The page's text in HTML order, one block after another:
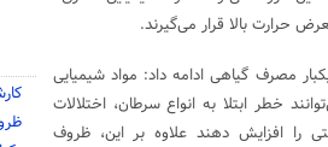
حرارت بالا قرار می‌گیرند.
مصرف گیاهی ادامه داد: مواد شیمیایی
خطر ابتلا به انواع سرطان، اختلالات
را افزایش دهند علاوه بر این، ظروف